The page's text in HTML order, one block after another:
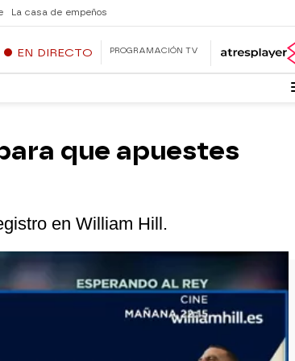
La casa de empeños
EN DIRECTO PROGRAMACIÓN TV
que apuestes
en William Hill.